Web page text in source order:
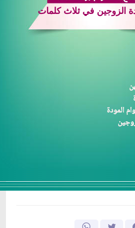
الزوجين في ثلاث كلمات
المودة